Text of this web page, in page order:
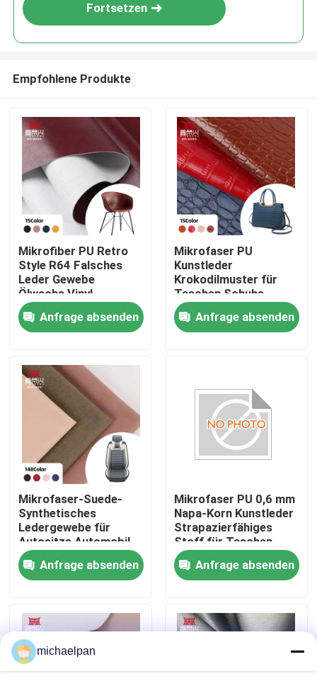
Startseite
Produkte
Fabrik Tour
Qualitätskontrolle
Kontakt
Referenzen
Falsches Leder aus PVC
PU-Faux-Leder
Mikrofaserledermaterial
Fortsetzen
Empfohlene Produkte
Mikrofiber PU Retro
Style R64 Falsches
Leder Gewebe
Ölwachs Vinyl
Handwerk Sofa Stuhl
Gürtel Wasserdichte
Strecke für Taschen
Anfrage absenden
Mikrofaser PU
Kunstleder
Krokodilmuster für
Taschen Schuhe
Sofas Geldbörsen
Hüllen Notizbücher
Kleidungsstücke
Anfrage absenden
Mikrofaser-Suede-
Synthetisches
Ledergewebe für
Autositze Automobil-
Trim-Kissen Sofa-
Tasche Brieftasche
Schuhkasten
Anfrage absenden
Mikrofaser PU 0,6 mm
Napa-Korn Kunstleder
Strapazierfähiges
Stoff für Taschen,
Sofas, Möbel, Schuhe,
Geldbörsen, Auto-
Dekoration, Basteln,
Anfrage absenden
michaelpan